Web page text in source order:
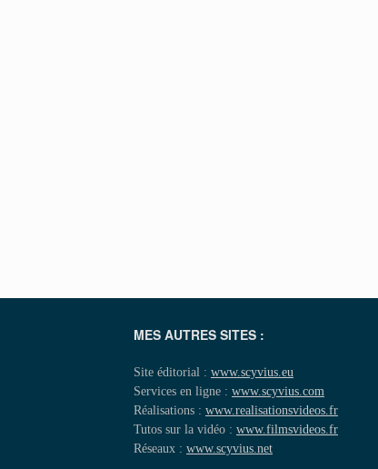
MES AUTRES SITES :
Site éditorial : www.scyvius.eu
Services en ligne : www.scyvius.com
Réalisations : www.realisationsvideos.fr
Tutos sur la vidéo : www.filmsvideos.fr
Réseaux : www.scyvius.net